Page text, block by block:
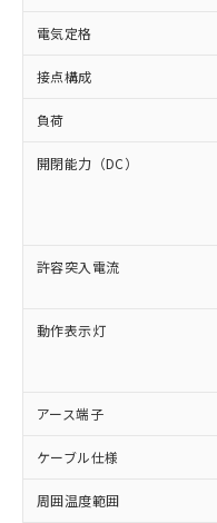
電気定格
接点構成
負荷
開閉能力（DC）
許容突入電流
動作表示灯
アース端子
ケーブル仕様
周囲温度範囲